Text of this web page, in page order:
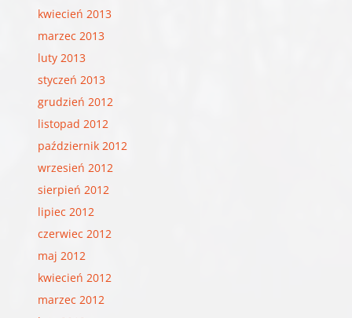
kwiecień 2013
marzec 2013
luty 2013
styczeń 2013
grudzień 2012
listopad 2012
październik 2012
wrzesień 2012
sierpień 2012
lipiec 2012
czerwiec 2012
maj 2012
kwiecień 2012
marzec 2012